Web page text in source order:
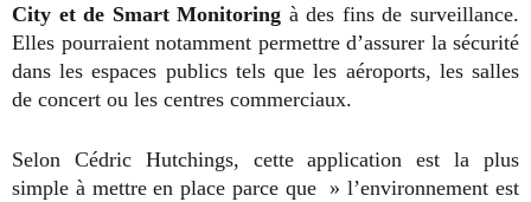
City et de Smart Monitoring à des fins de surveillance.
Elles pourraient notamment permettre d’assurer la sécurité
dans les espaces publics tels que les aéroports, les salles
de concert ou les centres commerciaux.
Selon Cédric Hutchings, cette application est la plus
simple à mettre en place parce que » l’environnement est